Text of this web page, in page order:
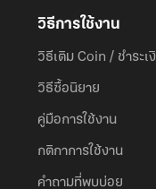
วิธีการใช้งาน
วิธีเติม Coin / ชำระเ
วิธีซื้อนิยาย
คู่มือการใช้งาน
กติกาการใช้งาน
คำถามที่พบบ่อย